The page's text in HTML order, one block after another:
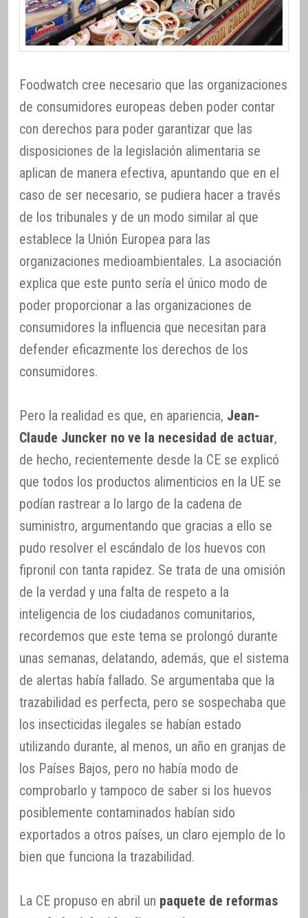
Foodwatch cree necesario que las organizaciones
de consumidores europeas deben poder contar
con derechos para poder garantizar que las
disposiciones de la legislación alimentaria se
aplican de manera efectiva, apuntando que en el
caso de ser necesario, se pudiera hacer a través
de los tribunales y de un modo similar al que
establece la Unión Europea para las
organizaciones medioambientales. La asociación
explica que este punto sería el único modo de
poder proporcionar a las organizaciones de
consumidores la influencia que necesitan para
defender eficazmente los derechos de los
consumidores.
Pero la realidad es que, en apariencia, Jean-
Claude Juncker no ve la necesidad de actuar,
de hecho, recientemente desde la CE se explicó
que todos los productos alimenticios en la UE se
podían rastrear a lo largo de la cadena de
suministro, argumentando que gracias a ello se
pudo resolver el escándalo de los huevos con
fipronil con tanta rapidez. Se trata de una omisión
de la verdad y una falta de respeto a la
inteligencia de los ciudadanos comunitarios,
recordemos que este tema se prolongó durante
unas semanas, delatando, además, que el sistema
de alertas había fallado. Se argumentaba que la
trazabilidad es perfecta, pero se sospechaba que
los insecticidas ilegales se habían estado
utilizando durante, al menos, un año en granjas de
los Países Bajos, pero no había modo de
comprobarlo y tampoco de saber si los huevos
posiblemente contaminados habían sido
exportados a otros países, un claro ejemplo de lo
bien que funciona la trazabilidad.
La CE propuso en abril un paquete de reformas